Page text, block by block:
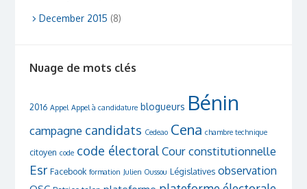
December 2015 (8)
Nuage de mots clés
2016 Appel Appel à candidature blogueurs Bénin
campagne candidats Cedeao Cena chambre technique
citoyen code code électoral Cour constitutionnelle
Esr Facebook formation Julien Oussou Législatives observation